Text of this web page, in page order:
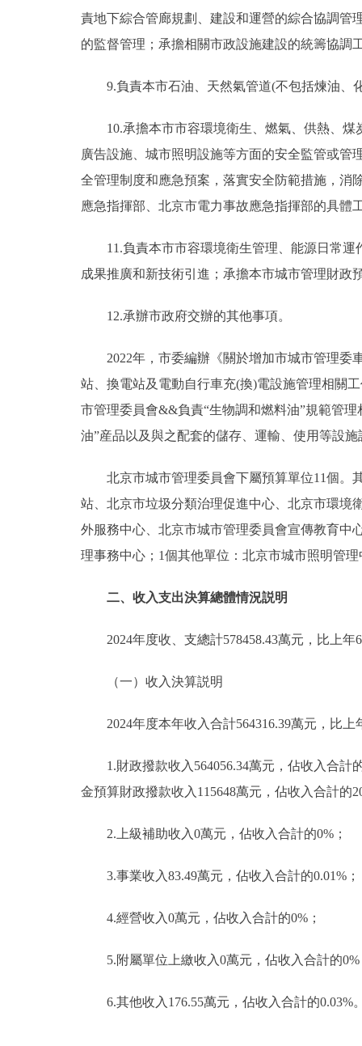
責地下綜合管廊規劃、建設和運營的綜合協調管
的監督管理；承擔相關市政設施建設的統籌協調
9.負責本市石油、天然氣管道(不包括煉油、
10.承擔本市市容環境衛生、燃氣、供熱、
廣告設施、城市照明設施等方面的安全監管或
全管理制度和應急預案，落實安全防範措施，消
應急指揮部、北京市電力事故應急指揮部的具
11.負責本市市容環境衛生管理、能源日常
成果推廣和新技術引進；承擔本市城市管理財政
12.承辦市政府交辦的其他事項。
2022年，市委編辦《關於增加市城市管理
站、換電站及電動自行車充(換)電設施管理相關
市管理委員會&&負責“生物調和燃料油”規範管
油”産品以及與之配套的儲存、運輸、使用等設
北京市城市管理委員會下屬預算單位11個。
站、北京市垃圾分類治理促進中心、北京市環境
外服務中心、北京市城市管理委員會宣傳教育中
理事務中心；1個其他單位：北京市城市照明管理
二、收入支出決算總體情況説明
2024年度收、支總計578458.43萬元，比上年
（一）收入決算説明
2024年度本年收入合計564316.39萬元，比上
1.財政撥款收入564056.34萬元，佔收入合計
金預算財政撥款收入115648萬元，佔收入合計的
2.上級補助收入0萬元，佔收入合計的0%；
3.事業收入83.49萬元，佔收入合計的0.01%；
4.經營收入0萬元，佔收入合計的0%；
5.附屬單位上繳收入0萬元，佔收入合計的
6.其他收入176.55萬元，佔收入合計的0.03%